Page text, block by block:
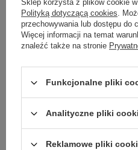
Sonic - 40
Sonic - 36
Sonic - 33
Sonic - 22 więcej
1 217,70 zł
Sklep korzysta z plików cookie
Polityką dotyczącą cookies.
przechowywania lub dostępu do
Więcej informacji na temat
znaleźć także na stronie
Funkcjonalne pliki
Analityczne pliki
Reklamowe pliki